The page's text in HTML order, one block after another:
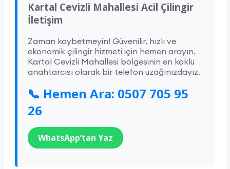
Kartal Cevizli Mahallesi Acil Çilingir
İletişim
Zaman kaybetmeyin! Güvenilir, hızlı ve
ekonomik çilingir hizmeti için hemen arayın.
Kartal Cevizli Mahallesi bölgesinin en köklü
anahtarcısı olarak bir telefon uzağınızdayız.
📞 Hemen Ara: 0507 705 95
26
WhatsApp’tan Yaz